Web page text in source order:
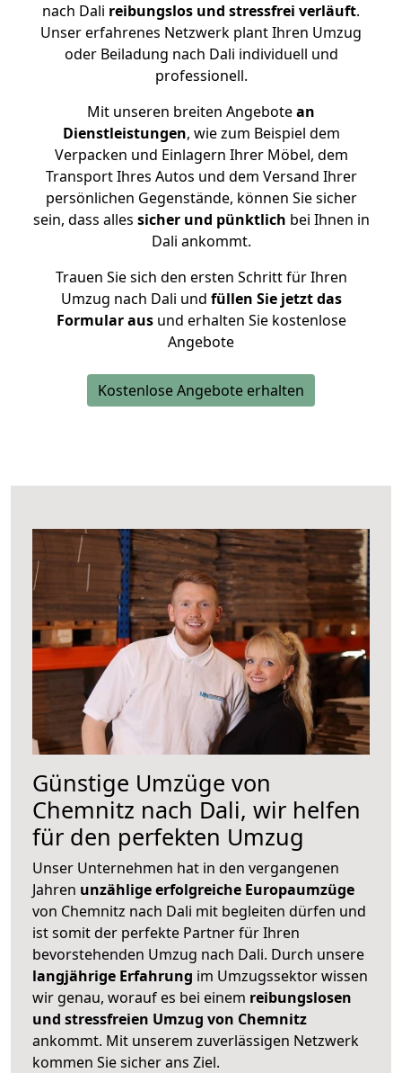
nach Dali reibungslos und stressfrei verläuft.
Unser erfahrenes Netzwerk plant Ihren Umzug
oder Beiladung nach Dali individuell und
professionell.
Mit unseren breiten Angebotean
Dienstleistungen, wie zum Beispiel dem
Verpacken und Einlagern Ihrer Möbel, dem
Transport Ihres Autos und dem Versand Ihrer
persönlichen Gegenstände, können Sie sicher
sein, dass alles sicher und pünktlich bei Ihnen in
Dali ankommt.
Trauen Sie sich den ersten Schritt für Ihren
Umzug nach Dali und füllen Sie jetzt das
Formular ausund erhalten Sie kostenlose
Angebote
Kostenlose Angebote erhalten
Günstige Umzüge von
Chemnitz nach Dali, wir helfen
für den perfekten Umzug
Unser Unternehmen hat in den vergangenen
Jahren unzählige erfolgreiche Europaumzüge
von Chemnitz nach Dali mit begleiten dürfen und
ist somit der perfekte Partner für Ihren
bevorstehenden Umzug nach Dali. Durch unsere
langjährige Erfahrung im Umzugssektor wissen
wir genau, worauf es bei einem reibungslosen
und stressfreien Umzug von Chemnitz
ankommt. Mit unserem zuverlässigen Netzwerk
kommen Sie sicher ans Ziel.